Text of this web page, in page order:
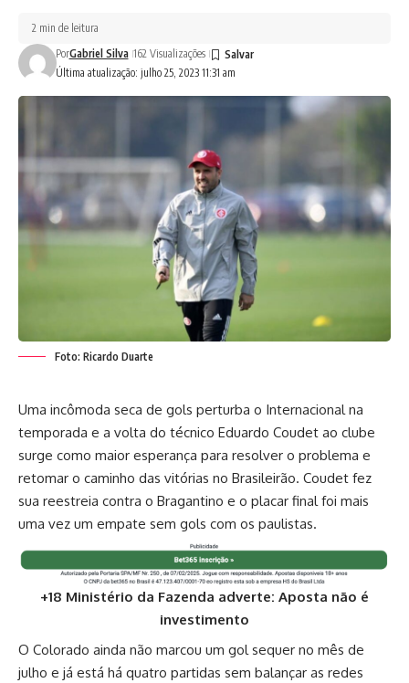
Última atualização: julho 25, 2023 11:31 am
PorGabriel Silva 162 Visualizações
2 min de leitura
Foto: Ricardo Duarte
Uma incômoda seca de gols perturba o Internacional na
temporada e a volta do técnico Eduardo Coudet ao clube
surge como maior esperança para resolver o problema e
retomar o caminho das vitórias no Brasileirão. Coudet fez
sua reestreia contra o Bragantino e o placar final foi mais
uma vez um empate sem gols com os paulistas.
+18 Ministério da Fazenda adverte: Aposta não é
investimento
O Colorado ainda não marcou um gol sequer no mês de
julho e já está há quatro partidas sem balançar as redes